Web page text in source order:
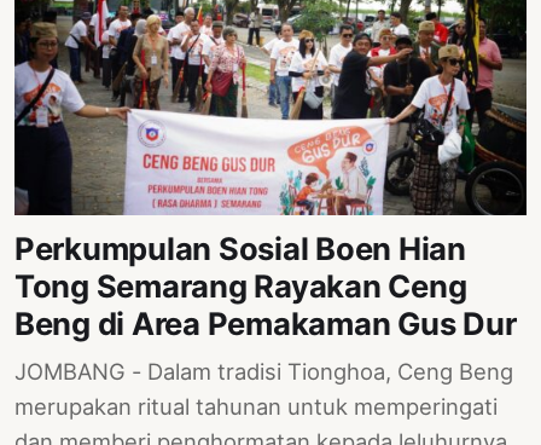
Perkumpulan Sosial Boen Hian
Tong Semarang Rayakan Ceng
Beng di Area Pemakaman Gus Dur
JOMBANG - Dalam tradisi Tionghoa, Ceng Beng
merupakan ritual tahunan untuk memperingati